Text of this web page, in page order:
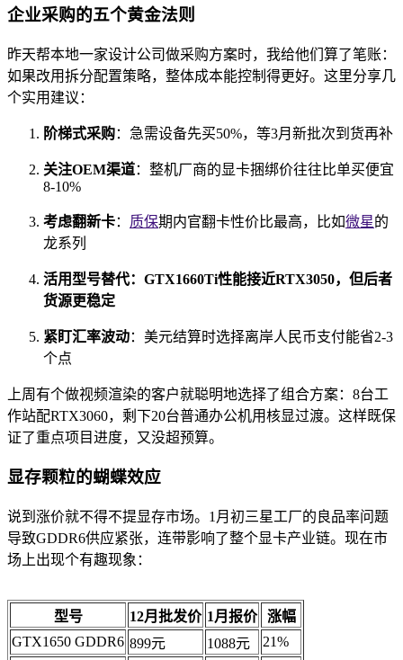
企业采购的五个黄金法则
昨天帮本地一家设计公司做采购方案时，我给他们算了笔账：
如果改用拆分配置策略，整体成本能控制得更好。这里分享几
个实用建议：
阶梯式采购：急需设备先买50%，等3月新批次到货再补
关注OEM渠道：整机厂商的显卡捆绑价往往比单买便宜
8-10%
考虑翻新卡： 质保期内官翻卡性价比最高，比如微星的
龙系列
活用型号替代：GTX1660Ti性能接近RTX3050，但后者
货源更稳定
紧盯汇率波动：美元结算时选择离岸人民币支付能省2-3
个点
上周有个做视频渲染的客户就聪明地选择了组合方案：8台工
作站配RTX3060，剩下20台普通办公机用核显过渡。这样既保
证了重点项目进度，又没超预算。
显存颗粒的蝴蝶效应
说到涨价就不得不提显存市场。1月初三星工厂的良品率问题
导致GDDR6供应紧张，连带影响了整个显卡产业链。现在市
场上出现个有趣现象：
型号 12月批发价 1月报价
涨幅
GTX1650 GDDR6 899元 1088元
21%